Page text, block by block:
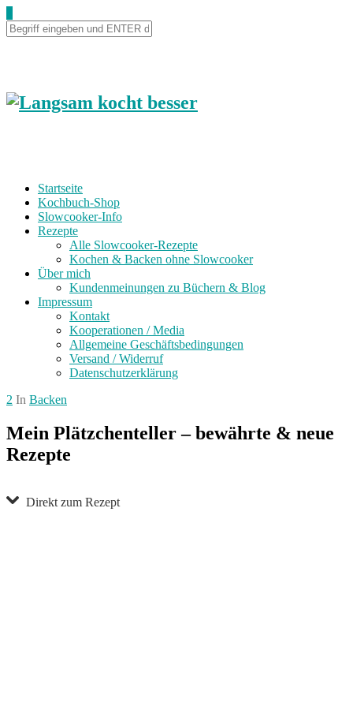
to
Recipe
Startseite
Kochbuch-Shop
Slowcooker-Info
Rezepte
Alle Slowcooker-Rezepte
Kochen & Backen ohne Slowcooker
Über mich
Kundenmeinungen zu Büchern & Blog
Impressum
Kontakt
Kooperationen / Media
Allgemeine Geschäftsbedingungen
Versand / Widerruf
Datenschutzerklärung
2 In Backen
Mein Plätzchenteller – bewährte & neue
Rezepte
Direkt zum Rezept